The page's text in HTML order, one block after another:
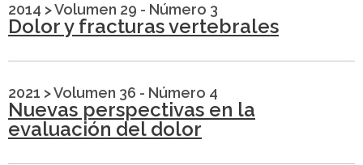
2014 >Volumen 29 - Número 3
Dolor y fracturas vertebrales
2021 >Volumen 36 - Número 4
Nuevas perspectivas en la
evaluación del dolor